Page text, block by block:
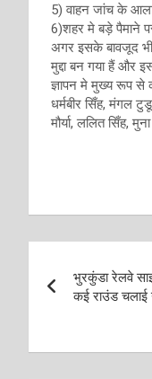
5) वाहन जांच के
6)शहर मे बड़े पैमाने
अगर इसके बावजूद भी
मुद्दा बन गया हैं और
ज्ञापन मे मुख्य रूप से
धर्मबीर सिँह, मंगल
मौर्या, ललित सिँह,
भुरकुंडा रेलवे
कई राउंड चलाई